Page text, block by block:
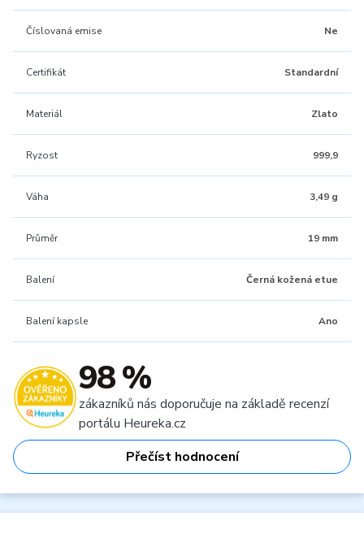
Číslovaná emise Ne
Certifikát Standardní
Materiál Zlato
Ryzost 999,9
Váha 3,49 g
Průměr 19 mm
Balení Černá kožená etue
Balení kapsle Ano
98 %
zákazníků nás doporučuje na základě recenzí
portálu Heureka.cz
Přečíst hodnocení